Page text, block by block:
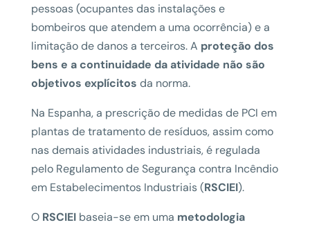
pessoas (ocupantes das instalações e
bombeiros que atendem a uma ocorrência) e a
limitação de danos a terceiros. A proteção dos
bens e a continuidade da atividade não são
objetivos explícitos da norma.
Na Espanha, a prescrição de medidas de PCI em
plantas de tratamento de resíduos, assim como
nas demais atividades industriais, é regulada
pelo Regulamento de Segurança contra Incêndio
em Estabelecimentos Industriais (RSCIEI).
O RSCIEIbaseia-se em uma metodologia